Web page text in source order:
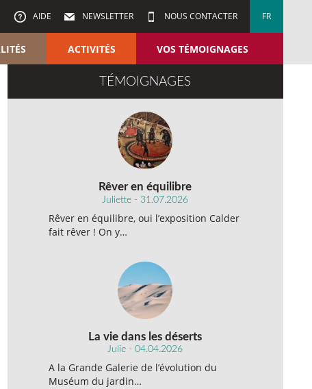
AIDE NEWSLETTER NOUS CONTACTER FR
ACTIVITÉS VOS TÉMOIGNAGES
TÉMOIGNAGES
Rêver en équilibre
Juliette - 31.07.2026
Rêver en équilibre, oui l’exposition Calder
fait rêver ! On y…
La vie dans les déserts
Julie - 04.04.2026
A la Grande Galerie de l’évolution du
Muséum du jardin…